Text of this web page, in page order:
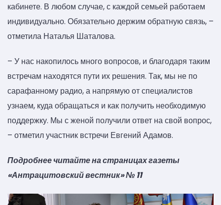
кабинете. В любом случае, с каждой семьей работаем
индивидуально. Обязательно держим обратную связь, –
отметила Наталья Шаталова.
– У нас накопилось много вопросов, и благодаря таким
встречам находятся пути их решения. Так, мы не по
сарафанному радио, а напрямую от специалистов
узнаем, куда обращаться и как получить необходимую
поддержку. Мы с женой получили ответ на свой вопрос,
– отметил участник встречи Евгений Адамов.
Подробнее читайте на страницах газеты
«Антрацитовский вестник» № 11